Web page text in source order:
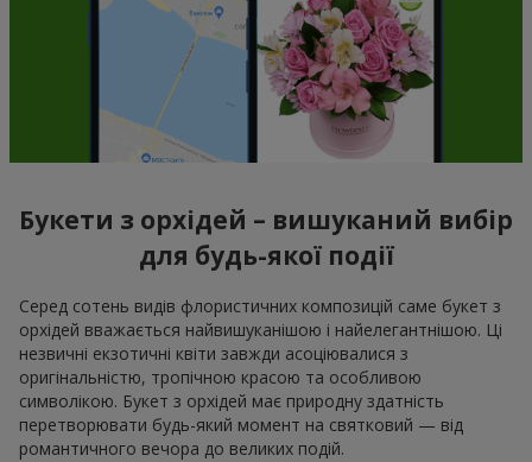
Букети з орхідей – вишуканий вибір
для будь-якої події
Серед сотень видів флористичних композицій саме букет з
орхідей вважається найвишуканішою і найелегантнішою. Ці
незвичні екзотичні квіти завжди асоціювалися з
оригінальністю, тропічною красою та особливою
символікою. Букет з орхідей має природну здатність
перетворювати будь-який момент на святковий — від
романтичного вечора до великих подій.